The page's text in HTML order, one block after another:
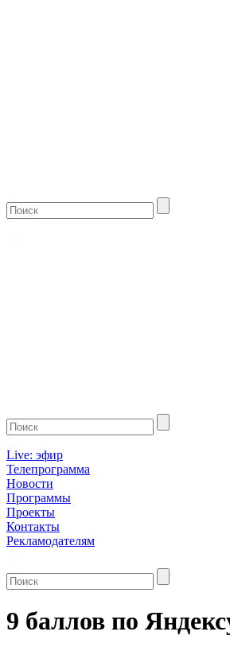
Live: эфир
Телепрограмма
Новости
Программы
Проекты
Контакты
Рекламодателям
9 баллов по